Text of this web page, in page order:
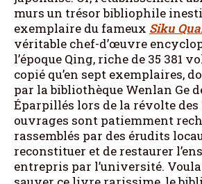
murs un trésor bibliophile
exemplaire du fameux Siku
véritable chef-d’œuvre
l’époque Qing, riche de 35 381
copié qu’en sept exemplaires,
par la bibliothèque Wenlan Ge
Éparpillés lors de la révolte des
ouvrages sont patiemment
rassemblés par des érudits
reconstituer et de restaurer
entrepris par l’université.